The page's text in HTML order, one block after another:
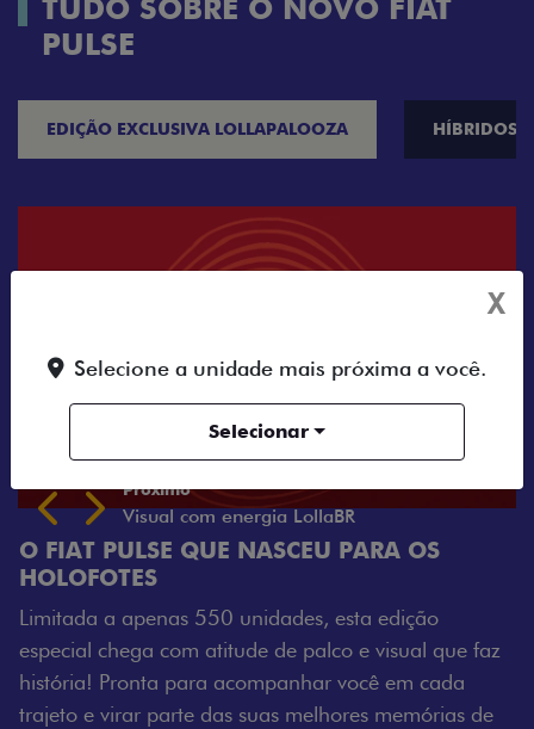
TUDO SOBRE O NOVO FIAT
PULSE
EDIÇÃO EXCLUSIVA LOLLAPALOOZA HÍBRIDOS
PARA OS
esta edição
e visual que faz
você em cada
memórias de
X
Selecione a unidade mais próxima a você.
Selecionar